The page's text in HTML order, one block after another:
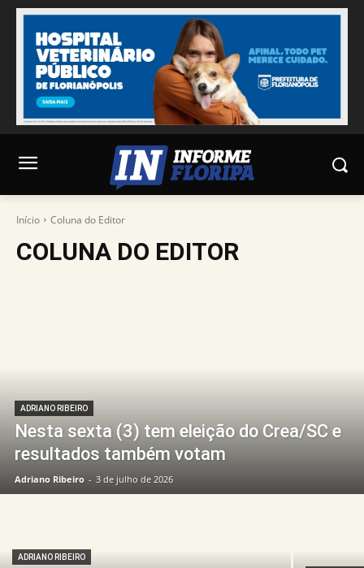
Início Coluna do Editor
COLUNA DO EDITOR
ADRIANO RIBEIRO
Nesta sexta (3) tem eleição do Crea/SC e
resultados também votam
Adriano Ribeiro - 3 de julho de 2026
ADRIANO RIBEIRO